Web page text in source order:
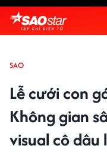
SAO
Lễ cưới con
Không gian
visual cô dâu